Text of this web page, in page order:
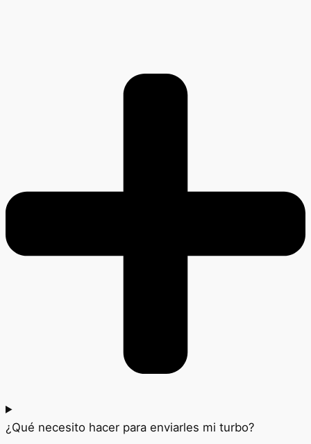
¿Qué necesito hacer para enviarles mi turbo?